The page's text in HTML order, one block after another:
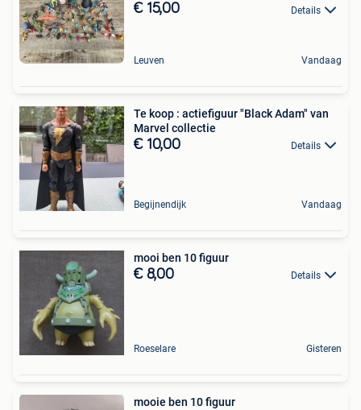
€ 15,00 Details
Leuven Vandaag
Te koop : actiefiguur "Black Adam" van
Marvel collectie
€ 10,00 Details
Begijnendijk Vandaag
mooi ben 10 figuur
€ 8,00 Details
Roeselare Gisteren
mooie ben 10 figuur